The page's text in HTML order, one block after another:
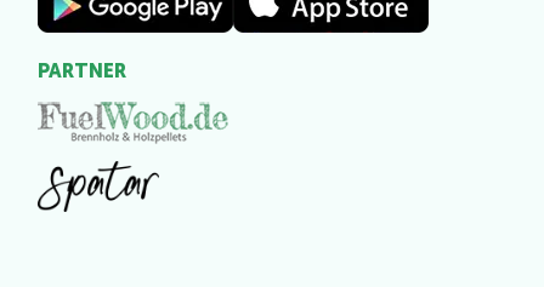
PARTNER